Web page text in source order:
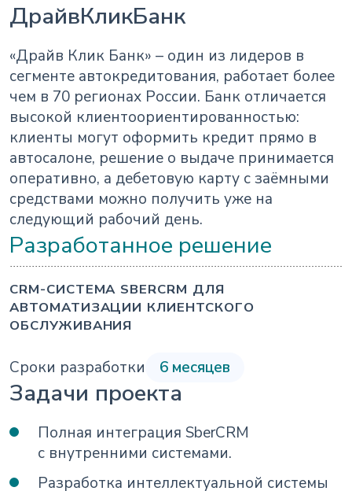
ДрайвКликБанк
«Драйв Клик Банк» – один из лидеров в
сегменте автокредитования, работает более
чем в 70 регионах России. Банк отличается
высокой клиентоориентированностью:
клиенты могут оформить кредит прямо в
автосалоне, решение о выдаче принимается
оперативно, а дебетовую карту с заёмными
средствами можно получить уже на
следующий рабочий день.
Разработанное решение
CRM-СИСТЕМА SBERCRM ДЛЯ
АВТОМАТИЗАЦИИ КЛИЕНТСКОГО
ОБСЛУЖИВАНИЯ
Сроки разработки 6 месяцев
Задачи проекта
Полная интеграция SberCRM
с внутренними системами.
Разработка интеллектуальной системы